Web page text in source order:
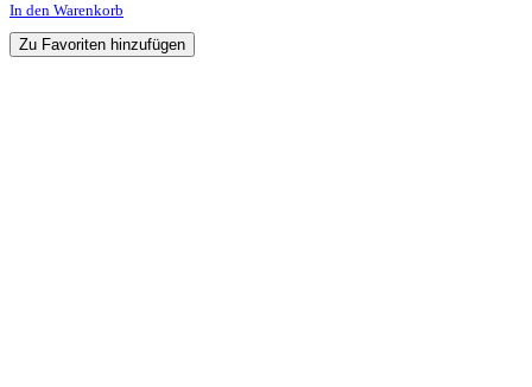
In den Warenkorb
Zu Favoriten hinzufügen